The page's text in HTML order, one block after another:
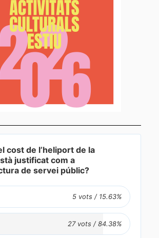
cost de l’heliport de la
justificat com a
de servei públic?